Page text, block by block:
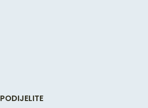
PODIJELITE